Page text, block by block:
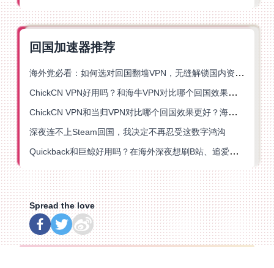
回国加速器推荐
海外党必看：如何选对回国翻墙VPN，无缝解锁国内资源？
ChickCN VPN好用吗？和海牛VPN对比哪个回国效果更好？
ChickCN VPN和当归VPN对比哪个回国效果更好？海外党亲测后选了它
深夜连不上Steam回国，我决定不再忍受这数字鸿沟
Quickback和巨鲸好用吗？在海外深夜想刷B站、追爱奇艺的你，或许正需要这份答案
Spread the love